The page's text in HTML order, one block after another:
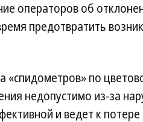
операторов об
предотвратить
«спидометров» по
недопустимо из-за
и ведет к